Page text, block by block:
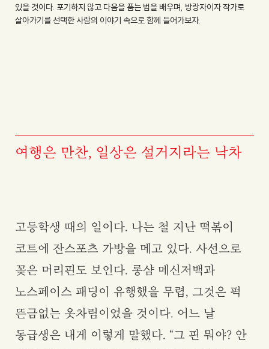
있을 것이다. 포기하지 않고 다음을 품는 법을 배우며, 방랑자이자 작가로
살아가기를 선택한 사람의 이야기 속으로 함께 들어가보자.
여행은 만찬, 일상은 설거지라는 낙차
고등학생 때의 일이다. 나는 철 지난 떡볶이
코트에 잔스포츠 가방을 메고 있다. 사선으로
꽂은 머리핀도 보인다. 롱샴 메신저백과
노스페이스 패딩이 유행했을 무렵, 그것은 퍽
뜬금없는 옷차림이었을 것이다. 어느 날
동급생은 내게 이렇게 말했다. “그 핀 뭐야? 안